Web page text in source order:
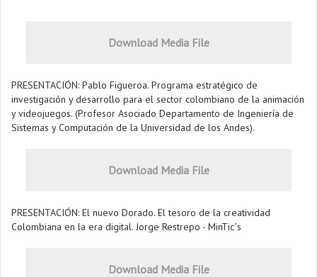
Download Media File
PRESENTACIÓN: Pablo Figueroa. Programa estratégico de
investigación y desarrollo para el sector colombiano de la animación
y videojuegos. (Profesor Asociado Departamento de Ingeniería de
Sistemas y Computación de la Universidad de los Andes).
Download Media File
PRESENTACIÓN: El nuevo Dorado. El tesoro de la creatividad
Colombiana en la era digital. Jorge Restrepo - MinTic´s
Download Media File